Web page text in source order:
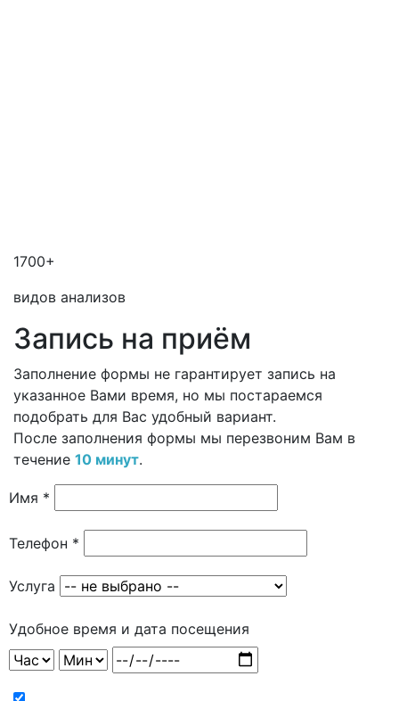
1700+
видов анализов
Запись на приём
Заполнение формы не гарантирует запись на
указанное Вами время, но мы постараемся
подобрать для Вас удобный вариант.
После заполнения формы мы перезвоним Вам в
течение 10 минут.
Имя *
Телефон *
Услуга
Удобное время и дата посещения